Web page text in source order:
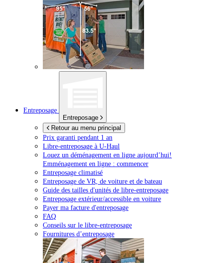
Entreposage
Entreposage
Retour au menu principal
Prix garanti pendant 1 an
Libre-entreposage à U-Haul
Louez un déménagement en ligne aujourd’hui!
Emménagement en ligne : commencer
Entreposage climatisé
Entreposage de VR, de voiture et de bateau
Guide des tailles d'unités de libre-entreposage
Entreposage extérieur/accessible en voiture
Payer ma facture d'entreposage
FAQ
Conseils sur le libre-entreposage
Fournitures d’entreposage